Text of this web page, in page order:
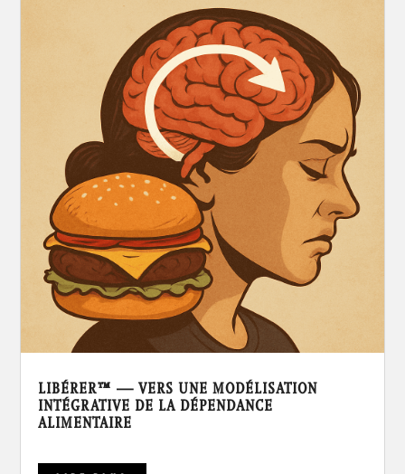
LIBÉRER™ — VERS UNE MODÉLISATION
INTÉGRATIVE DE LA DÉPENDANCE
ALIMENTAIRE